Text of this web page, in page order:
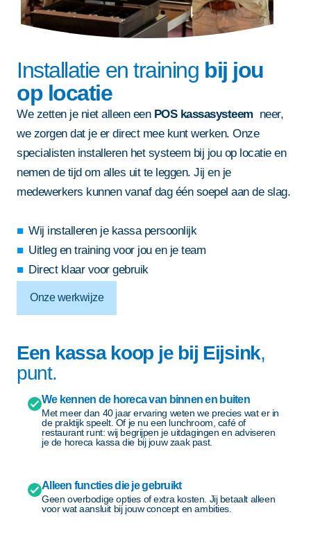
Installatie en training bij jou
op locatie
We zetten je niet alleen een POS kassasysteem neer,
we zorgen dat je er direct mee kunt werken. Onze
specialisten installeren het systeem bij jou op locatie en
nemen de tijd om alles uit te leggen. Jij en je
medewerkers kunnen vanaf dag één soepel aan de slag.
Wij installeren je kassa persoonlijk
Uitleg en training voor jou en je team
Direct klaar voor gebruik
Onze werkwijze
Een kassa koop je bij Eijsink,
punt.
We kennen de horeca van binnen en buiten
Met meer dan 40 jaar ervaring weten we precies wat er in
de praktijk speelt. Of je nu een lunchroom, café of
restaurant runt: wij begrijpen je uitdagingen en adviseren
je de horeca kassa die bij jouw zaak past.
Alleen functies die je gebruikt
Geen overbodige opties of extra kosten. Jij betaalt alleen
voor wat aansluit bij jouw concept en ambities.